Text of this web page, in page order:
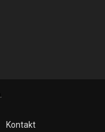
Kontakt